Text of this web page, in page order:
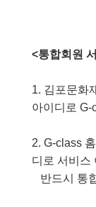
<통합회원
1. 김포문화
아이디로 G-
2. G-class
디로 서비스
반드시 통